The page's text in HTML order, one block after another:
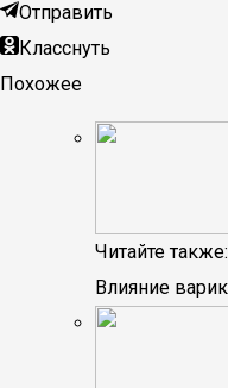
Отправить
Класснуть
Похожее
Читайте также:
Влияние